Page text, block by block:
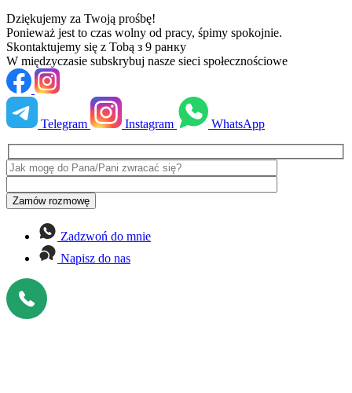
Dziękujemy za Twoją prośbę!
Ponieważ jest to czas wolny od pracy, śpimy spokojnie.
Skontaktujemy się z Tobą з 9 ранку
W międzyczasie subskrybuj nasze sieci społecznościowe
Telegram Instagram WhatsApp
Zadzwoń do mnie
Napisz do nas